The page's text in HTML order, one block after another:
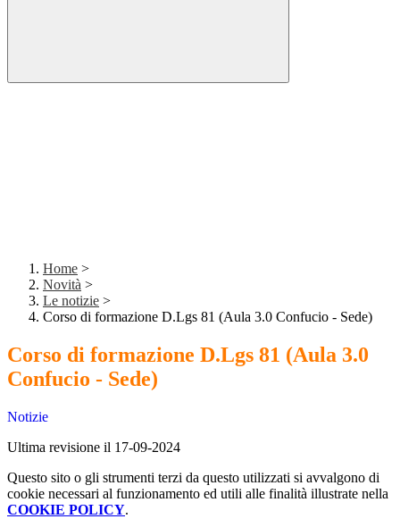
Home >
Novità >
Le notizie >
Corso di formazione D.Lgs 81 (Aula 3.0 Confucio - Sede)
Corso di formazione D.Lgs 81 (Aula 3.0
Confucio - Sede)
Notizie
Ultima revisione il 17-09-2024
Questo sito o gli strumenti terzi da questo utilizzati si avvalgono di
cookie necessari al funzionamento ed utili alle finalità illustrate nella
COOKIE POLICY.